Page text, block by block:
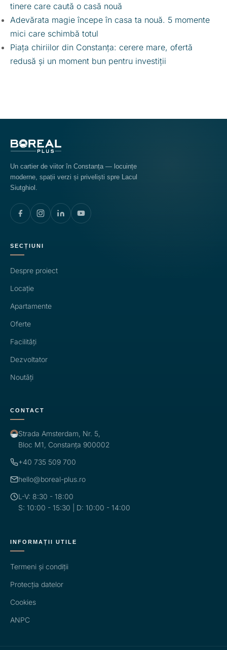
tinere care caută o casă nouă
Adevărata magie începe în casa ta nouă. 5 momente
mici care schimbă totul
Piața chiriilor din Constanța: cerere mare, ofertă
redusă și un moment bun pentru investiții
Un cartier de viitor în Constanța — locuințe
moderne, spații verzi și priveliști spre Lacul
Siutghiol.
SECȚIUNI
Despre proiect
Locație
Apartamente
Oferte
Facilități
Dezvoltator
Noutăți
CONTACT
Strada Amsterdam, Nr. 5,
Bloc M1, Constanța 900002
+40 735 509 700
hello@boreal-plus.ro
L-V: 8:30 - 18:00
S: 10:00 - 15:30 | D: 10:00 - 14:00
INFORMAȚII UTILE
Termeni și condiții
Protecția datelor
Cookies
ANPC